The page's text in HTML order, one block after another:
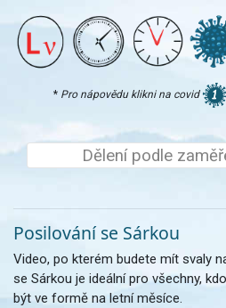
* Pro nápovědu klikni na covid
Dělení podle
Posilování se Sárkou
Video, po kterém budete mít svaly
se Sárkou je ideální pro všechny,
být ve formě na letní měsíce.